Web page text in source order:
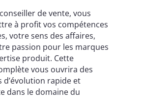
de vente, vous
à profit vos compétences
votre sens des affaires,
passion pour les marques
produit. Cette
vous ouvrira des
d’évolution rapide et
dans le domaine du